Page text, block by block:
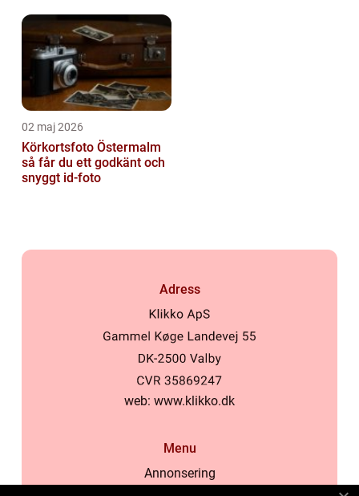
02 maj 2026
Körkortsfoto Östermalm
så får du ett godkänt och
snyggt id-foto
Adress
web: www.klikko.dk
Menu
Annonsering